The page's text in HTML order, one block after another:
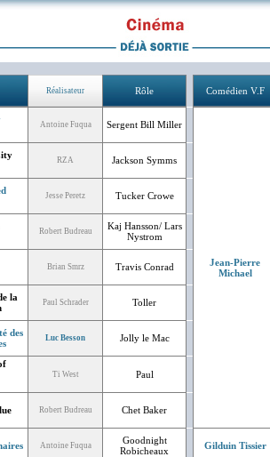
Réalisateur Rôle Comédien V.F
Antoine Fuqua Sergent Bill Miller
Jean-Pierre
Michael
RZA Jackson Symms
Jesse Peretz Tucker Crowe
Robert Budreau
Kaj Hansson/ Lars
Nystrom
Brian Smrz Travis Conrad
la
Paul Schrader Toller
des
Luc Besson Jolly le Mac
Ti West Paul
Robert Budreau Chet Baker
Antoine Fuqua
Goodnight
Robicheaux
Gilduin Tissier